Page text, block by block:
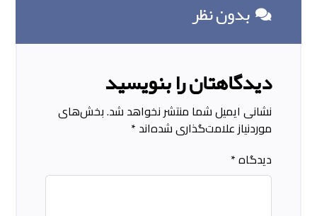
بدون نظر
دیدگاهتان را بنویسید
نشانی ایمیل شما منتشر نخواهد شد.بخش‌های
موردنیاز علامت‌گذاری شده‌اند *
دیدگاه*